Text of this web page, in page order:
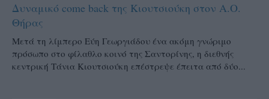
Δυναμικό come back της Κιουτσιούκη στον Α.Ο.
Θήρας
Μετά τη λίμπερο Εύη Γεωργιάδου ένα ακόμη γνώριμο
πρόσωπο στο φίλαθλο κοινό της Σαντορίνης, η διεθνής
κεντρική Τάνια Κιουτσιούκη επέστρεψε έπειτα από δύο...